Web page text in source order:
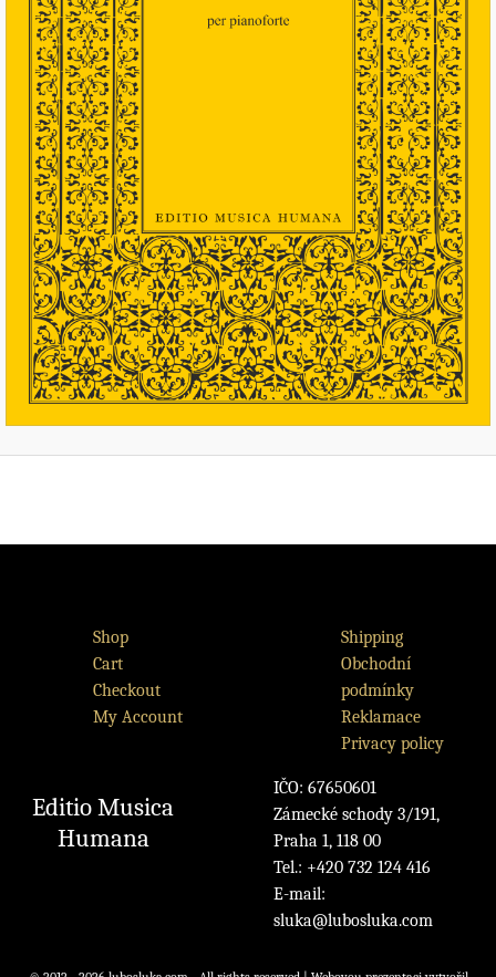
Shop
Cart
Checkout
My Account
Shipping
Obchodní
podmínky
Reklamace
Privacy policy
Editio Musica
Humana
IČO: 67650601
Zámecké schody 3/191,
Praha 1, 118 00
Tel.: +420 732 124 416
E-mail:
sluka@lubosluka.com